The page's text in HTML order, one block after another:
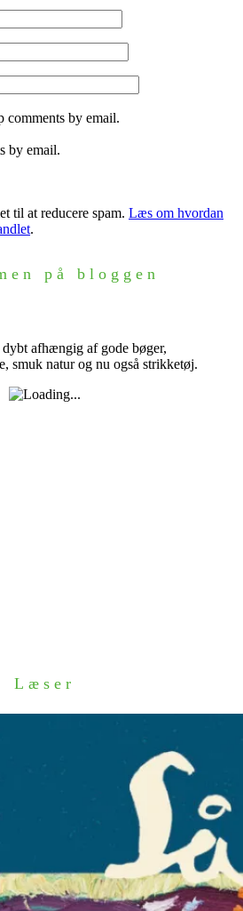
by email.
by email.
til at reducere spam. Læs om hvordan
.
på bloggen
dybt afhængig af gode bøger,
smuk natur og nu også strikketøj.
Læser